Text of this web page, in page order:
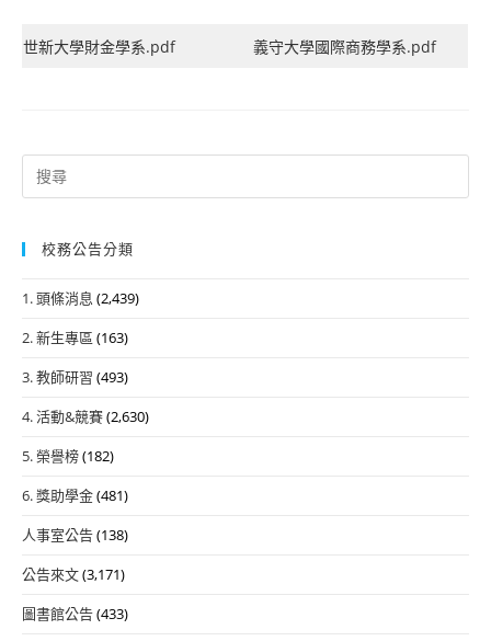
世新大學財金學系.pdf 義守大學國際商務學系.pdf
Search
for:
校務公告分類
1. 頭條消息 (2,439)
2. 新生專區 (163)
3. 教師研習 (493)
4. 活動&競賽(2,630)
5. 榮譽榜(182)
6. 獎助學金(481)
人事室公告(138)
公告來文(3,171)
圖書館公告(433)